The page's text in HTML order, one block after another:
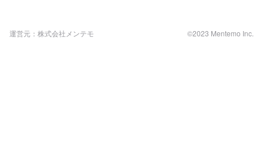
運営元：株式会社メンテモ ©2023 Mentemo Inc.